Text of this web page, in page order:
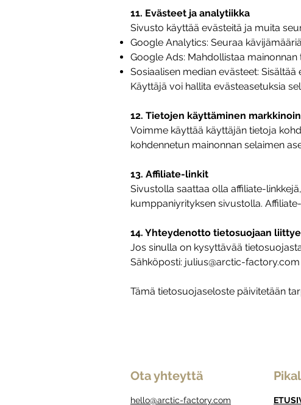
11. Evästeet ja analytiikka
Sivusto käyttää evästeitä ja muita
Google Analytics: Seuraa
Google Ads: Mahdollistaa
Sosiaalisen median evästeet:
Käyttäjä voi hallita evästeasetuksia
12. Tietojen käyttäminen
Voimme käyttää käyttäjän tietoja
kohdennetun mainonnan selaimen
13. Affiliate-linkit
Sivustolla saattaa olla affiliate-
kumppaniyrityksen sivustolla.
14. Yhteydenotto tietosuojaan
Jos sinulla on kysyttävää
Sähköposti: julius@arctic-factory.com
Tämä tietosuojaseloste päivitetään
Ota yhteyttä
hello@arctic-factory.com